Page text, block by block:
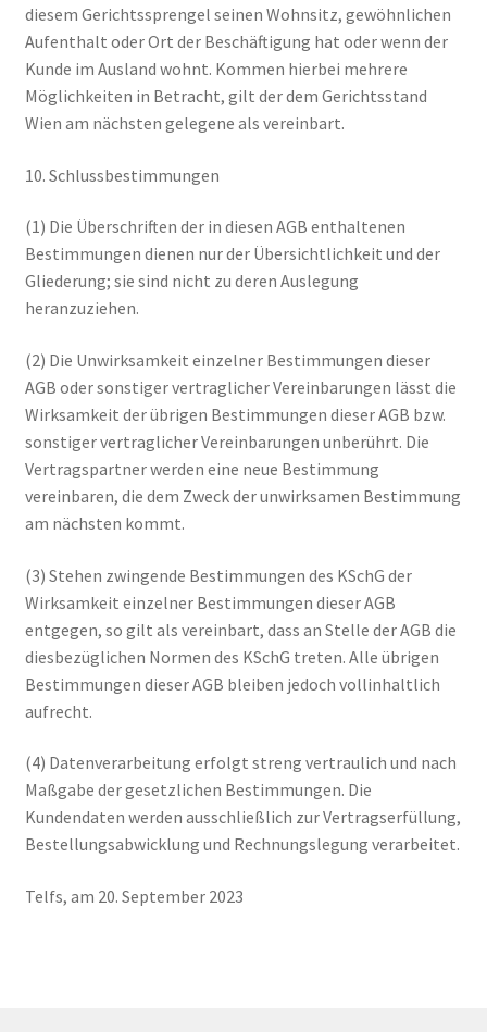
diesem Gerichtssprengel seinen Wohnsitz, gewöhnlichen
Aufenthalt oder Ort der Beschäftigung hat oder wenn der
Kunde im Ausland wohnt. Kommen hierbei mehrere
Möglichkeiten in Betracht, gilt der dem Gerichtsstand
Wien am nächsten gelegene als vereinbart.
10. Schlussbestimmungen
(1) Die Überschriften der in diesen AGB enthaltenen
Bestimmungen dienen nur der Übersichtlichkeit und der
Gliederung; sie sind nicht zu deren Auslegung
heranzuziehen.
(2) Die Unwirksamkeit einzelner Bestimmungen dieser
AGB oder sonstiger vertraglicher Vereinbarungen lässt die
Wirksamkeit der übrigen Bestimmungen dieser AGB bzw.
sonstiger vertraglicher Vereinbarungen unberührt. Die
Vertragspartner werden eine neue Bestimmung
vereinbaren, die dem Zweck der unwirksamen Bestimmung
am nächsten kommt.
(3) Stehen zwingende Bestimmungen des KSchG der
Wirksamkeit einzelner Bestimmungen dieser AGB
entgegen, so gilt als vereinbart, dass an Stelle der AGB die
diesbezüglichen Normen des KSchG treten. Alle übrigen
Bestimmungen dieser AGB bleiben jedoch vollinhaltlich
aufrecht.
(4) Datenverarbeitung erfolgt streng vertraulich und nach
Maßgabe der gesetzlichen Bestimmungen. Die
Kundendaten werden ausschließlich zur Vertragserfüllung,
Bestellungsabwicklung und Rechnungslegung verarbeitet.
Telfs, am 20. September 2023